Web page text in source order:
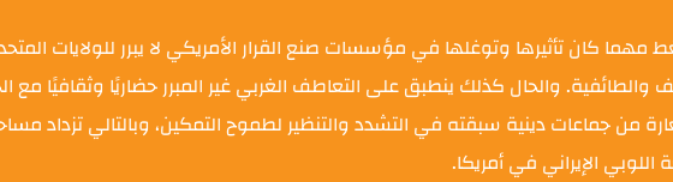
كان تأثيرها وتوغلها في مؤسسات صنع القرار الأمريكي لا يبرر للولايات
والحال كذلك ينطبق على التعاطف الغربي غير المبرر حضاريًا وثقافيًا مع
من جماعات دينية سبقته في التشدد والتنظير لطموح التمكين، وبالتالي تزداد
الإيراني في أمريكا.